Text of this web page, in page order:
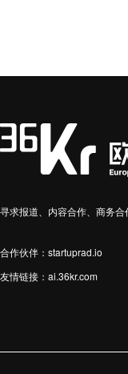
寻求报道、内容合作、商务
合作伙伴：startuprad.io
友情链接： ai.36kr.com